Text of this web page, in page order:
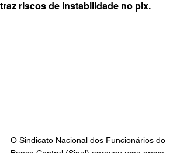
traz riscos de instabilidade no pix.
O Sindicato Nacional dos Funcionários do